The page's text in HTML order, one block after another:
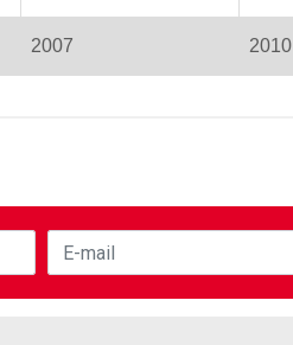
2007 2010